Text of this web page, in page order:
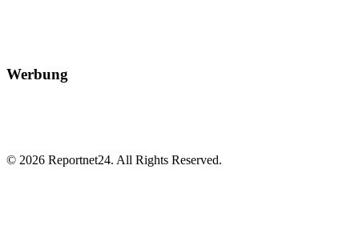
Werbung
© 2026 Reportnet24. All Rights Reserved.